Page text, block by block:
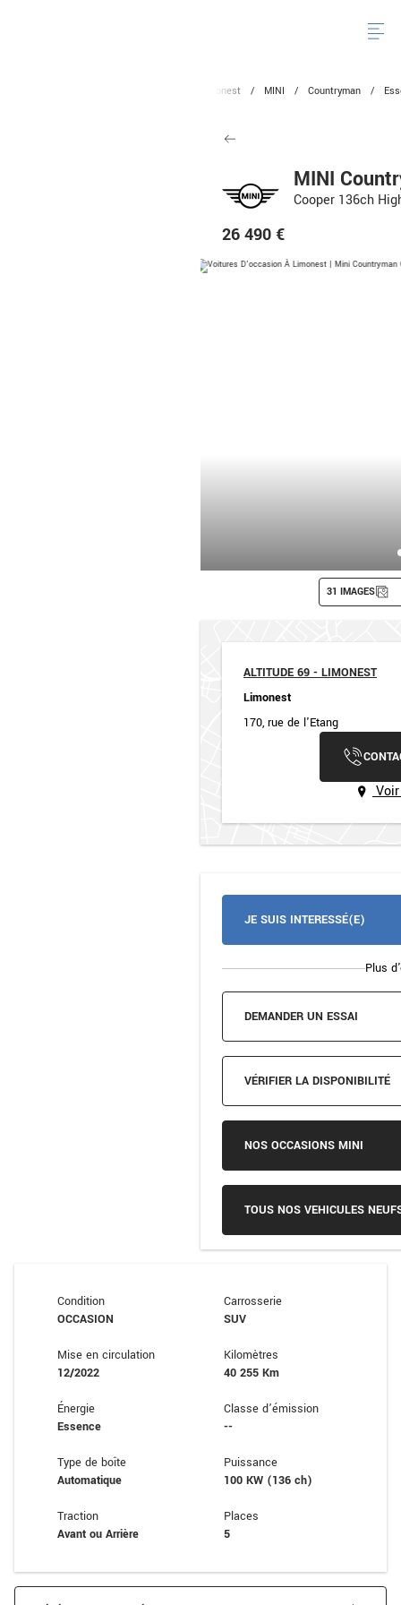
Limonest / MINI / Countryman /
MINI
Cooper 136ch
26 490 €
31 IMAGES
ALTITUDE 69 - LIMONEST
Limonest
170, rue de l'Etang
JE SUIS INTERESSÉ(E)
Plus
DEMANDER UN ESSAI
VÉRIFIER LA DISPONIBILITÉ
NOS OCCASIONS MINI
TOUS NOS VEHICULES
Condition
OCCASION
Carrosserie
SUV
Mise en circulation
12/2022
Kilomètres
40 255 Km
Énergie
Essence
Classe d’émission
--
Type de boîte
Automatique
Puissance
100 KW (136 ch)
Traction
Avant ou Arrière
Places
5